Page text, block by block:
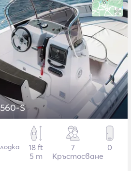
S
18 ft
5 m
7
Кръстосване
0